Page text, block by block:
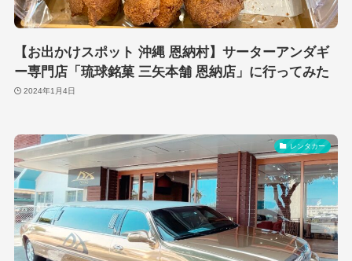
【お出かけスポット 沖縄 恩納村】サーターアンダギ
ー専門店「琉球銘菓 三矢本舗 恩納店」に行ってみた
2024年1月4日
レンタカー